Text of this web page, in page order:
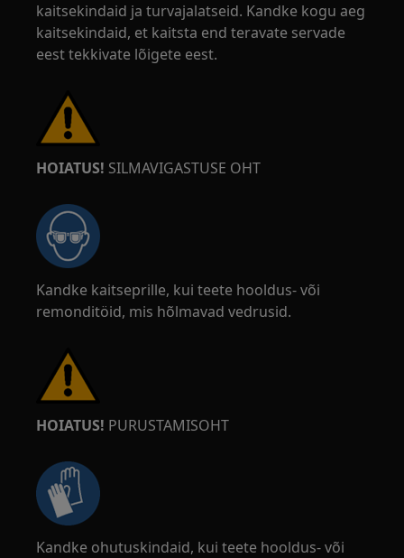
kaitsekindaid ja turvajalatseid. Kandke kogu aeg
kaitsekindaid, et kaitsta end teravate servade
eest tekkivate lõigete eest.
HOIATUS! SILMAVIGASTUSE OHT
Kandke kaitseprille, kui teete hooldus- või
remonditöid, mis hõlmavad vedrusid.
HOIATUS! PURUSTAMISOHT
Kandke ohutuskindaid, kui teete hooldus- või